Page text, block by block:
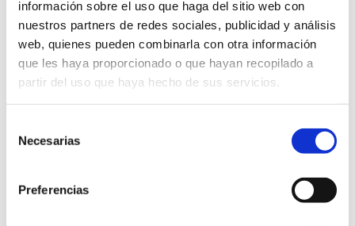
información sobre el uso que haga del sitio web con
nuestros partners de redes sociales, publicidad y análisis
web, quienes pueden combinarla con otra información
que les haya proporcionado o que hayan recopilado a
partir del uso que haya hecho de sus servicios.
Necesarias
Preferencias
SOSTENIBLE KM 0 BIODEGRADABLE
DESCRIPCIÓN
Hacer tu pedido es muy fácil